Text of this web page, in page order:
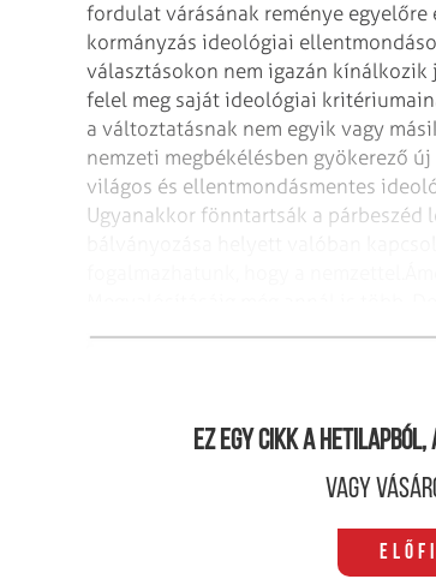
fordulat várásának reménye
kormányzás ideológiai
választásokon nem igazán kínálkozik
felel meg saját ideológiai
a változtatásnak nem egyik vagy
nemzeti megbékélésben gyökerező
világos és ellentmondásmentes
Ugyanakkor fönntartsák a párbeszéd
elégedettség, hogy végül is egy
Ez egy cikk a
Vagy